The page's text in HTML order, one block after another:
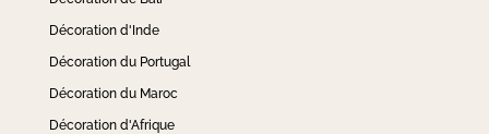
Décoration d'Inde
Décoration du Portugal
Décoration du Maroc
Décoration d'Afrique